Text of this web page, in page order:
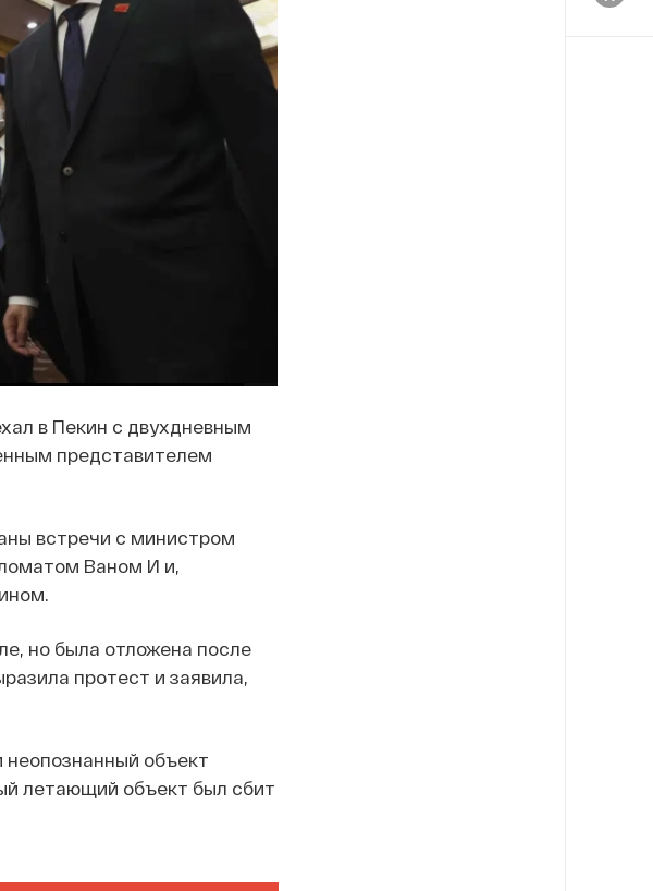
в Пекин с двухдневным
представителем
встречи с министром
Ваном И и,
но была отложена после
протест и заявила,
объект
летающий объект был сбит